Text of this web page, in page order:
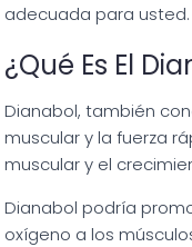
adecuada para usted.
¿Qué Es El
Dianabol, también
muscular y la fuerza
muscular y el
Dianabol podría
oxígeno a los